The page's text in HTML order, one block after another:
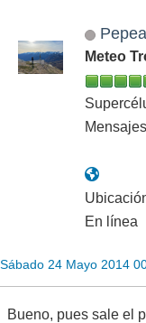
Meteo
En línea
Sábado 24 Mayo 2014
Bueno, pues sale el